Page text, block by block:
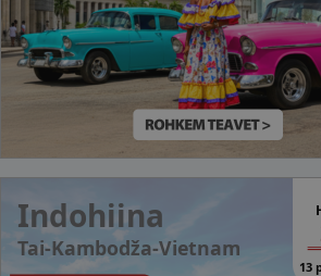
Indohiina
Tai-Kambodža-Vietnam
13